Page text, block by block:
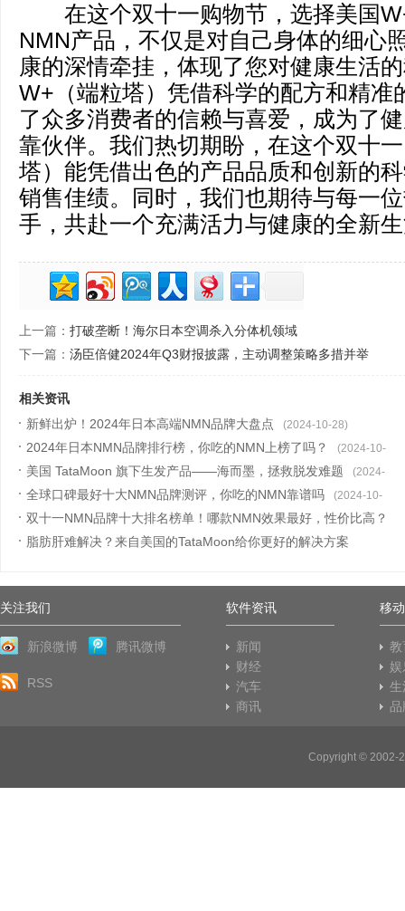
在这个双十一购物节，选择美国
NMN产品，不仅是对自己身体的细心
康的深情牵挂，体现了您对健康生活
W+（端粒塔）凭借科学的配方和精准
了众多消费者的信赖与喜爱，成为了
靠伙伴。我们热切期盼，在这个双十
塔）能凭借出色的产品品质和创新的
销售佳绩。同时，我们也期待与每一
手，共赴一个充满活力与健康的全新
上一篇： 打破垄断！海尔日本空调杀入分体机领域
下一篇： 汤臣倍健2024年Q3财报披露，主动调整策略多措并举
相关资讯
新鲜出炉！2024年日本高端NMN品牌大盘点
(2024-10-28)
2024年日本NMN品牌排行榜，你吃的NMN上榜了吗？ (2024-10-
25)
美国 TataMoon 旗下生发产品——海而墨，拯救脱发难题 (2024-
10-23)
全球口碑最好十大NMN品牌测评，你吃的NMN靠谱吗 (2024-10-
21)
双十一NMN品牌十大排名榜单！哪款NMN效果最好，性价比高？
(2024-10-17)
脂肪肝难解决？来自美国的TataMoon给你更好的解决方案
关注我们
新浪微博 腾讯微博
RSS
软件资讯
新闻
财经
汽车
商讯
移
教
娱
生
Copyright © 2002-